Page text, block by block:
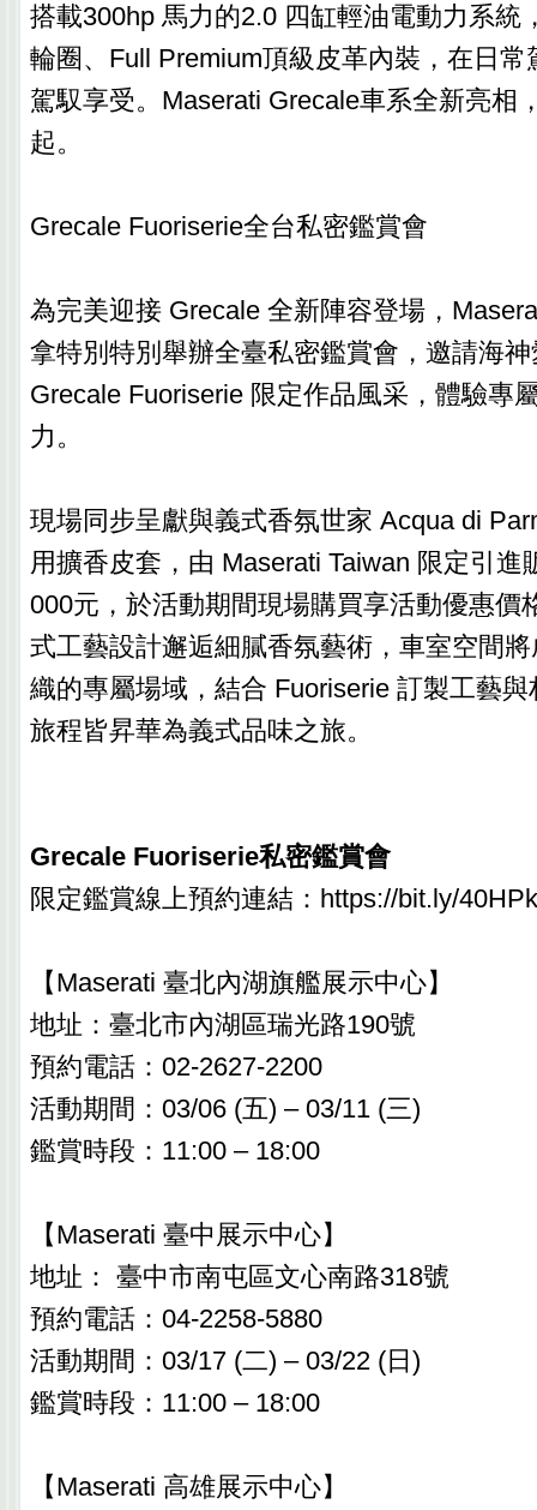
搭載300hp 馬力的2.0 四缸輕油電動力系統
輪圈、Full Premium頂級皮革內裝，在日常
駕馭享受。Maserati Grecale車系全新亮相
起。
Grecale Fuoriserie全台私密鑑賞會
為完美迎接 Grecale 全新陣容登場，
拿特別特別舉辦全臺私密鑑賞會，邀請海
Grecale Fuoriserie 限定作品風采，體驗專
力。
現場同步呈獻與義式香氛世家 Acqua di
用擴香皮套，由 Maserati Taiwan 限定引進
000元，於活動期間現場購買享活動優惠價
式工藝設計邂逅細膩香氛藝術，車室空間
織的專屬場域，結合 Fuoriserie 訂製工藝
旅程皆昇華為義式品味之旅。
Grecale Fuoriserie私密鑑賞會
限定鑑賞線上預約連結：https://bit.ly/
【Maserati 臺北內湖旗艦展示中心】
地址：臺北市內湖區瑞光路190號
預約電話：02-2627-2200
活動期間：03/06 (五) – 03/11 (三)
鑑賞時段：11:00 – 18:00
【Maserati 臺中展示中心】
地址： 臺中市南屯區文心南路318號
預約電話：04-2258-5880
活動期間：03/17 (二) – 03/22 (日)
鑑賞時段：11:00 – 18:00
【Maserati 高雄展示中心】